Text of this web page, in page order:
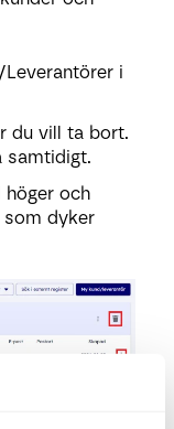
Leverantörer i
du vill ta bort.
samtidigt.
höger och
som dyker